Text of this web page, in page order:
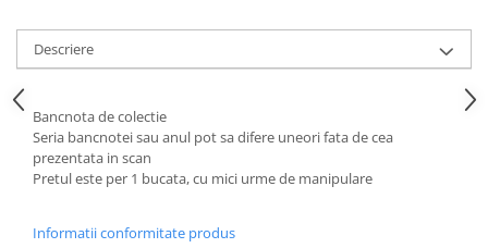
Bancnote Africa
Bancnote America
Bancnote Asia
Bancnote Australia si Oceania
Bancnote Europa
Idei cadouri
Descriere
Bancnota de colectie
Seria bancnotei sau anul pot sa difere uneori fata de cea
prezentata in scan
Pretul este per 1 bucata, cu mici urme de manipulare
Informatii conformitate produs